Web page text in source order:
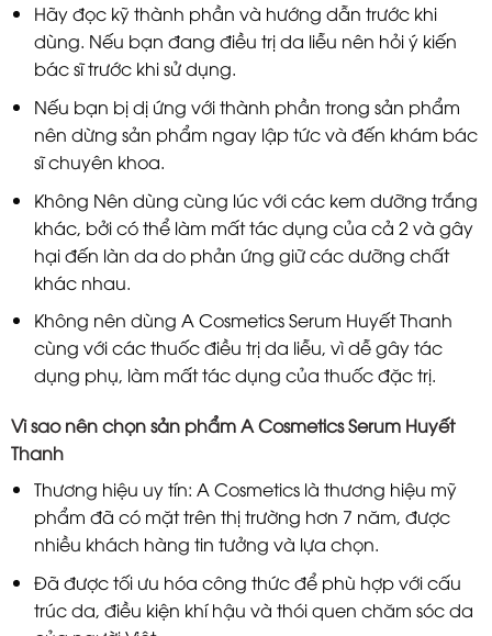
Hãy đọc kỹ thành phần và hướng dẫn trước khi
dùng. Nếu bạn đang điều trị da liễu nên hỏi ý kiến
bác sĩ trước khi sử dụng.
Nếu bạn bị dị ứng với thành phần trong sản phẩm
nên dừng sản phẩm ngay lập tức và đến khám bác
sĩ chuyên khoa.
Không Nên dùng cùng lúc với các kem dưỡng trắng
khác, bởi có thể làm mất tác dụng của cả 2 và gây
hại đến làn da do phản ứng giữ các dưỡng chất
khác nhau.
Không nên dùng A Cosmetics Serum Huyết Thanh
cùng với các thuốc điều trị da liễu, vì dễ gây tác
dụng phụ, làm mất tác dụng của thuốc đặc trị.
Vì sao nên chọn sản phẩm A Cosmetics Serum Huyết
Thanh
Thương hiệu uy tín: A Cosmetics là thương hiệu mỹ
phẩm đã có mặt trên thị trường hơn 7 năm, được
nhiều khách hàng tin tưởng và lựa chọn.
Đã được tối ưu hóa công thức để phù hợp với cấu
trúc da, điều kiện khí hậu và thói quen chăm sóc da